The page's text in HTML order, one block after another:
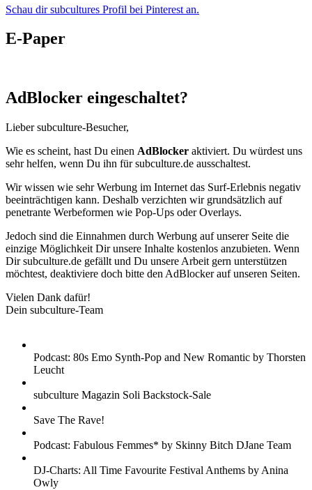
Schau dir subcultures Profil bei Pinterest an.
E-Paper
AdBlocker eingeschaltet?
Lieber subculture-Besucher,
Wie es scheint, hast Du einen AdBlocker aktiviert. Du würdest uns
sehr helfen, wenn Du ihn für subculture.de ausschaltest.
Wir wissen wie sehr Werbung im Internet das Surf-Erlebnis negativ
beeinträchtigen kann. Deshalb verzichten wir grundsätzlich auf
penetrante Werbeformen wie Pop-Ups oder Overlays.
Jedoch sind die Einnahmen durch Werbung auf unserer Seite die
einzige Möglichkeit Dir unsere Inhalte kostenlos anzubieten. Wenn
Dir subculture.de gefällt und Du unsere Arbeit gern unterstützen
möchtest, deaktiviere doch bitte den AdBlocker auf unseren Seiten.
Vielen Dank dafür!
Dein subculture-Team
Podcast: 80s Emo Synth-Pop and New Romantic by Thorsten
Leucht
subculture Magazin Soli Backstock-Sale
Save The Rave!
Podcast: Fabulous Femmes* by Skinny Bitch DJane Team
DJ-Charts: All Time Favourite Festival Anthems by Anina
Owly